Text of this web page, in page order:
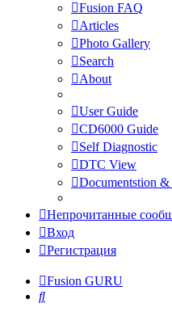
Fusion FAQ
Articles
Photo Gallery
Search
About
User Guide
CD6000 Guide
Self Diagnostic
DTC View
Documentstion &
Непрочитанные
Вход
Регистрация
Fusion GURU
Поиск